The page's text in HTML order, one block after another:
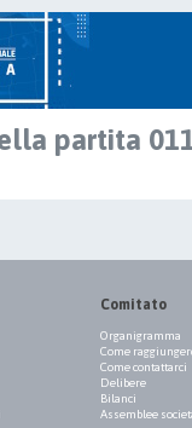
partita
Comitato
Organigramma
Come
Come contattarci
Delibere
Bilanci
Assemblee